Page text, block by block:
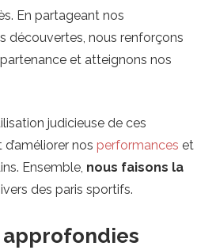
En partageant nos
découvertes, nous renforçons
et atteignons nos
judicieuse de ces
nos performances et
Ensemble, nous faisons la
des paris sportifs.